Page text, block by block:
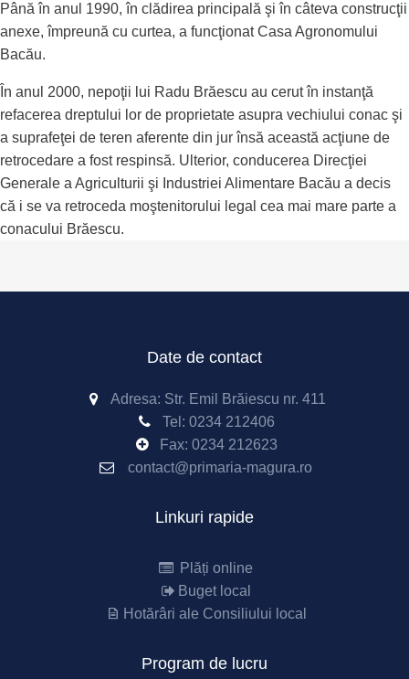
Până în anul 1990, în clădirea principală şi în câteva construcţii
anexe, împreună cu curtea, a funcţionat Casa Agronomului
Bacău.
În anul 2000, nepoţii lui Radu Brăescu au cerut în instanţă
refacerea dreptului lor de proprietate asupra vechiului conac şi
a suprafeţei de teren aferente din jur însă această acţiune de
retrocedare a fost respinsă. Ulterior, conducerea Direcţiei
Generale a Agriculturii şi Industriei Alimentare Bacău a decis
că i se va retroceda moştenitorului legal cea mai mare parte a
conacului Brăescu.
Date de contact
Adresa: Str. Emil Brăiescu nr. 411
Tel: 0234 212406
Fax: 0234 212623
contact@primaria-magura.ro
Linkuri rapide
Plăți online
Buget local
Hotărâri ale Consiliului local
Program de lucru